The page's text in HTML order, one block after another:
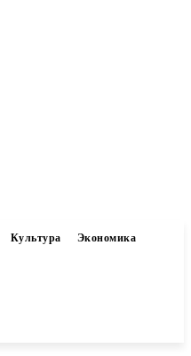
Культура Экономика